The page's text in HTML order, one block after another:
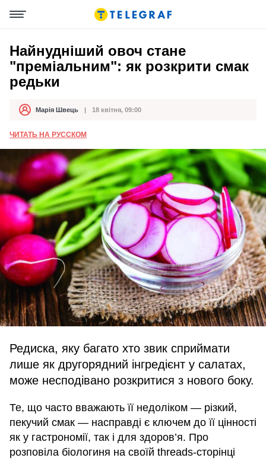
Найнудніший овоч стане
"преміальним": як розкрити смак
редьки
АвторМарія Швець
Дата публікації 18 квітня, 09:00
ЧИТАТЬ НА РУССКОМ
Редиска, яку багато хто звик сприймати
лише як другорядний інгредієнт у салатах,
може несподівано розкритися з нового боку.
Те, що часто вважають її недоліком — різкий,
пекучий смак — насправді є ключем до її цінності
як у гастрономії, так і для здоров’я. Про
розповіла біологиня на своїй threads-сторінці